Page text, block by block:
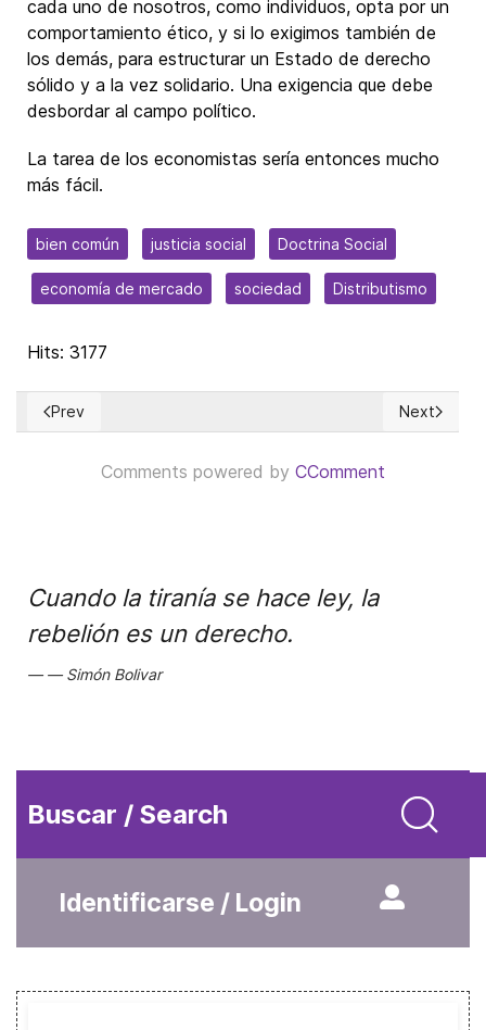
cada uno de nosotros, como individuos, opta por un
comportamiento ético, y si lo exigimos también de
los demás, para estructurar un Estado de derecho
sólido y a la vez solidario. Una exigencia que debe
desbordar al campo político.
La tarea de los economistas sería entonces mucho
más fácil.
bien común justicia social Doctrina Social
economía de mercado sociedad Distributismo
Hits: 3177
Previous article: Polycrisis: The international debt burden
Prev Next
Next
Comments powered by CComment
Cuando la tiranía se hace ley, la
rebelión es un derecho.
Simón Bolivar
Buscar / Search
Identificarse / Login